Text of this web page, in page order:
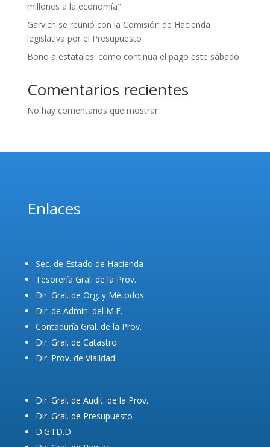
millones a la economía"
Garvich se reunió con la Comisión de Hacienda
legislativa por el Presupuesto
Bono a estatales: como continua el pago este sábado
Comentarios recientes
No hay comentarios que mostrar.
Enlaces
Sec. de Estado de Hacienda
Tesorería Gral. de la Prov.
Dir. Gral. de Org. y Métodos
Dir. de Admin. del M.E.
Contaduría Gral. de la Prov.
Dir. Gral. de Catastro
Dir. Prov. de Vialidad
Dir. Gral. de Audit. de la Prov.
Dir. Gral. de Presupuesto
D.G.I.D.D.